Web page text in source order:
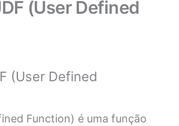
(User Defined
(User Defined
Function) é uma função